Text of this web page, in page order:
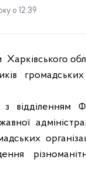
о 12:39
Харківського
громадських
з відділенням